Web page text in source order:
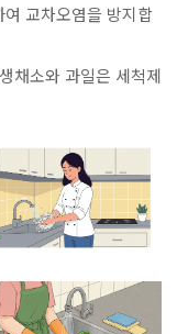
교차오염을 방지합
채소와 과일은 세척제